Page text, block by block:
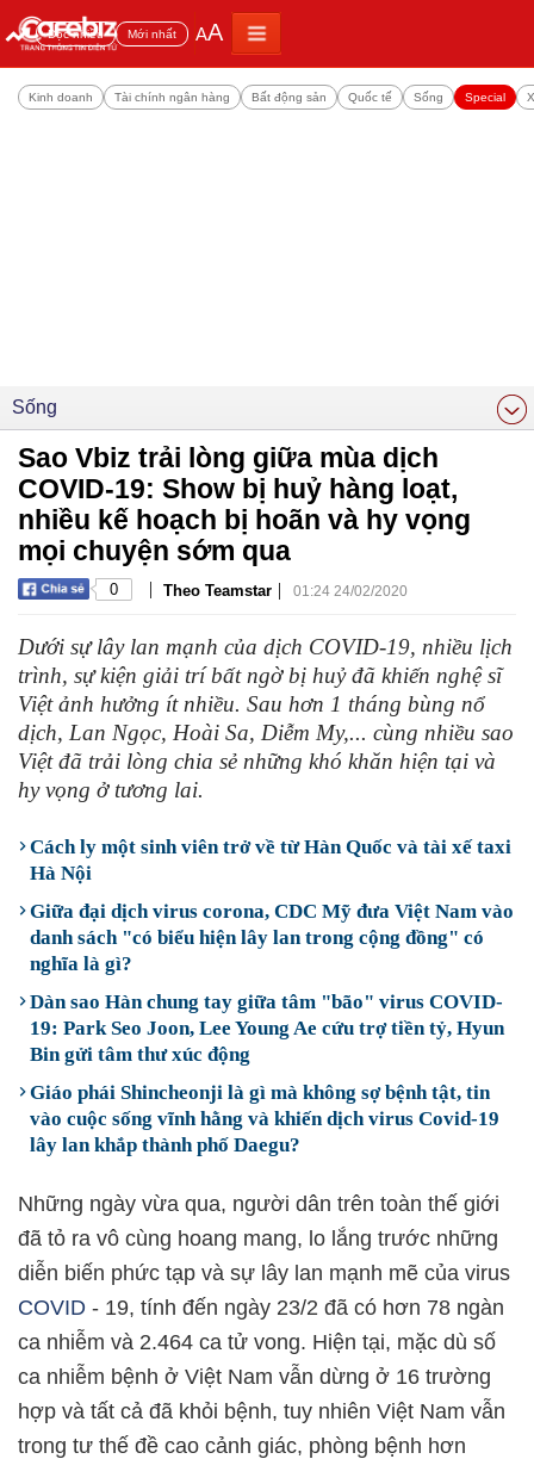
Đọc nhiều Mới nhất AA
Kinh doanh Tài chính ngân hàng Bất động sản Quốc tế Sống Special
Sống
Sao Vbiz trải lòng giữa mùa dịch
COVID-19: Show bị huỷ hàng loạt,
nhiều kế hoạch bị hoãn và hy vọng
mọi chuyện sớm qua
0 | Theo Teamstar | 01:24 24/02/2020
Dưới sự lây lan mạnh của dịch COVID-19, nhiều lịch
trình, sự kiện giải trí bất ngờ bị huỷ đã khiến nghệ sĩ
Việt ảnh hưởng ít nhiều. Sau hơn 1 tháng bùng nổ
dịch, Lan Ngọc, Hoài Sa, Diễm My,... cùng nhiều sao
Việt đã trải lòng chia sẻ những khó khăn hiện tại và
hy vọng ở tương lai.
Cách ly một sinh viên trở về từ Hàn Quốc và tài xế taxi
Hà Nội
Giữa đại dịch virus corona, CDC Mỹ đưa Việt Nam vào
danh sách "có biểu hiện lây lan trong cộng đồng" có
nghĩa là gì?
Dàn sao Hàn chung tay giữa tâm "bão" virus COVID-
19: Park Seo Joon, Lee Young Ae cứu trợ tiền tỷ, Hyun
Bin gửi tâm thư xúc động
Giáo phái Shincheonji là gì mà không sợ bệnh tật, tin
vào cuộc sống vĩnh hằng và khiến dịch virus Covid-19
lây lan khắp thành phố Daegu?
Những ngày vừa qua, người dân trên toàn thế giới
đã tỏ ra vô cùng hoang mang, lo lắng trước những
diễn biến phức tạp và sự lây lan mạnh mẽ của virus
COVID - 19, tính đến ngày 23/2 đã có hơn 78 ngàn
ca nhiễm và 2.464 ca tử vong. Hiện tại, mặc dù số
ca nhiễm bệnh ở Việt Nam vẫn dừng ở 16 trường
hợp và tất cả đã khỏi bệnh, tuy nhiên Việt Nam vẫn
trong tư thế đề cao cảnh giác, phòng bệnh hơn